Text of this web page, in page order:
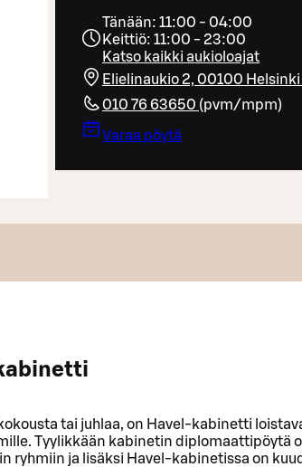
Tänään: 11:00 - 04:00
Keittiö: 11:00 - 23:00
Katso kaikki aukioloajat
Elielinaukio 2, 00100 Helsinki
010 76 63650 (pvm/mpm)
Varaa pöytä
tai juhlaa, on Havel-kabinetti
Tyylikkään kabinetin diplomaattipöytä
ryhmiin ja lisäksi Havel-kabinetissa on